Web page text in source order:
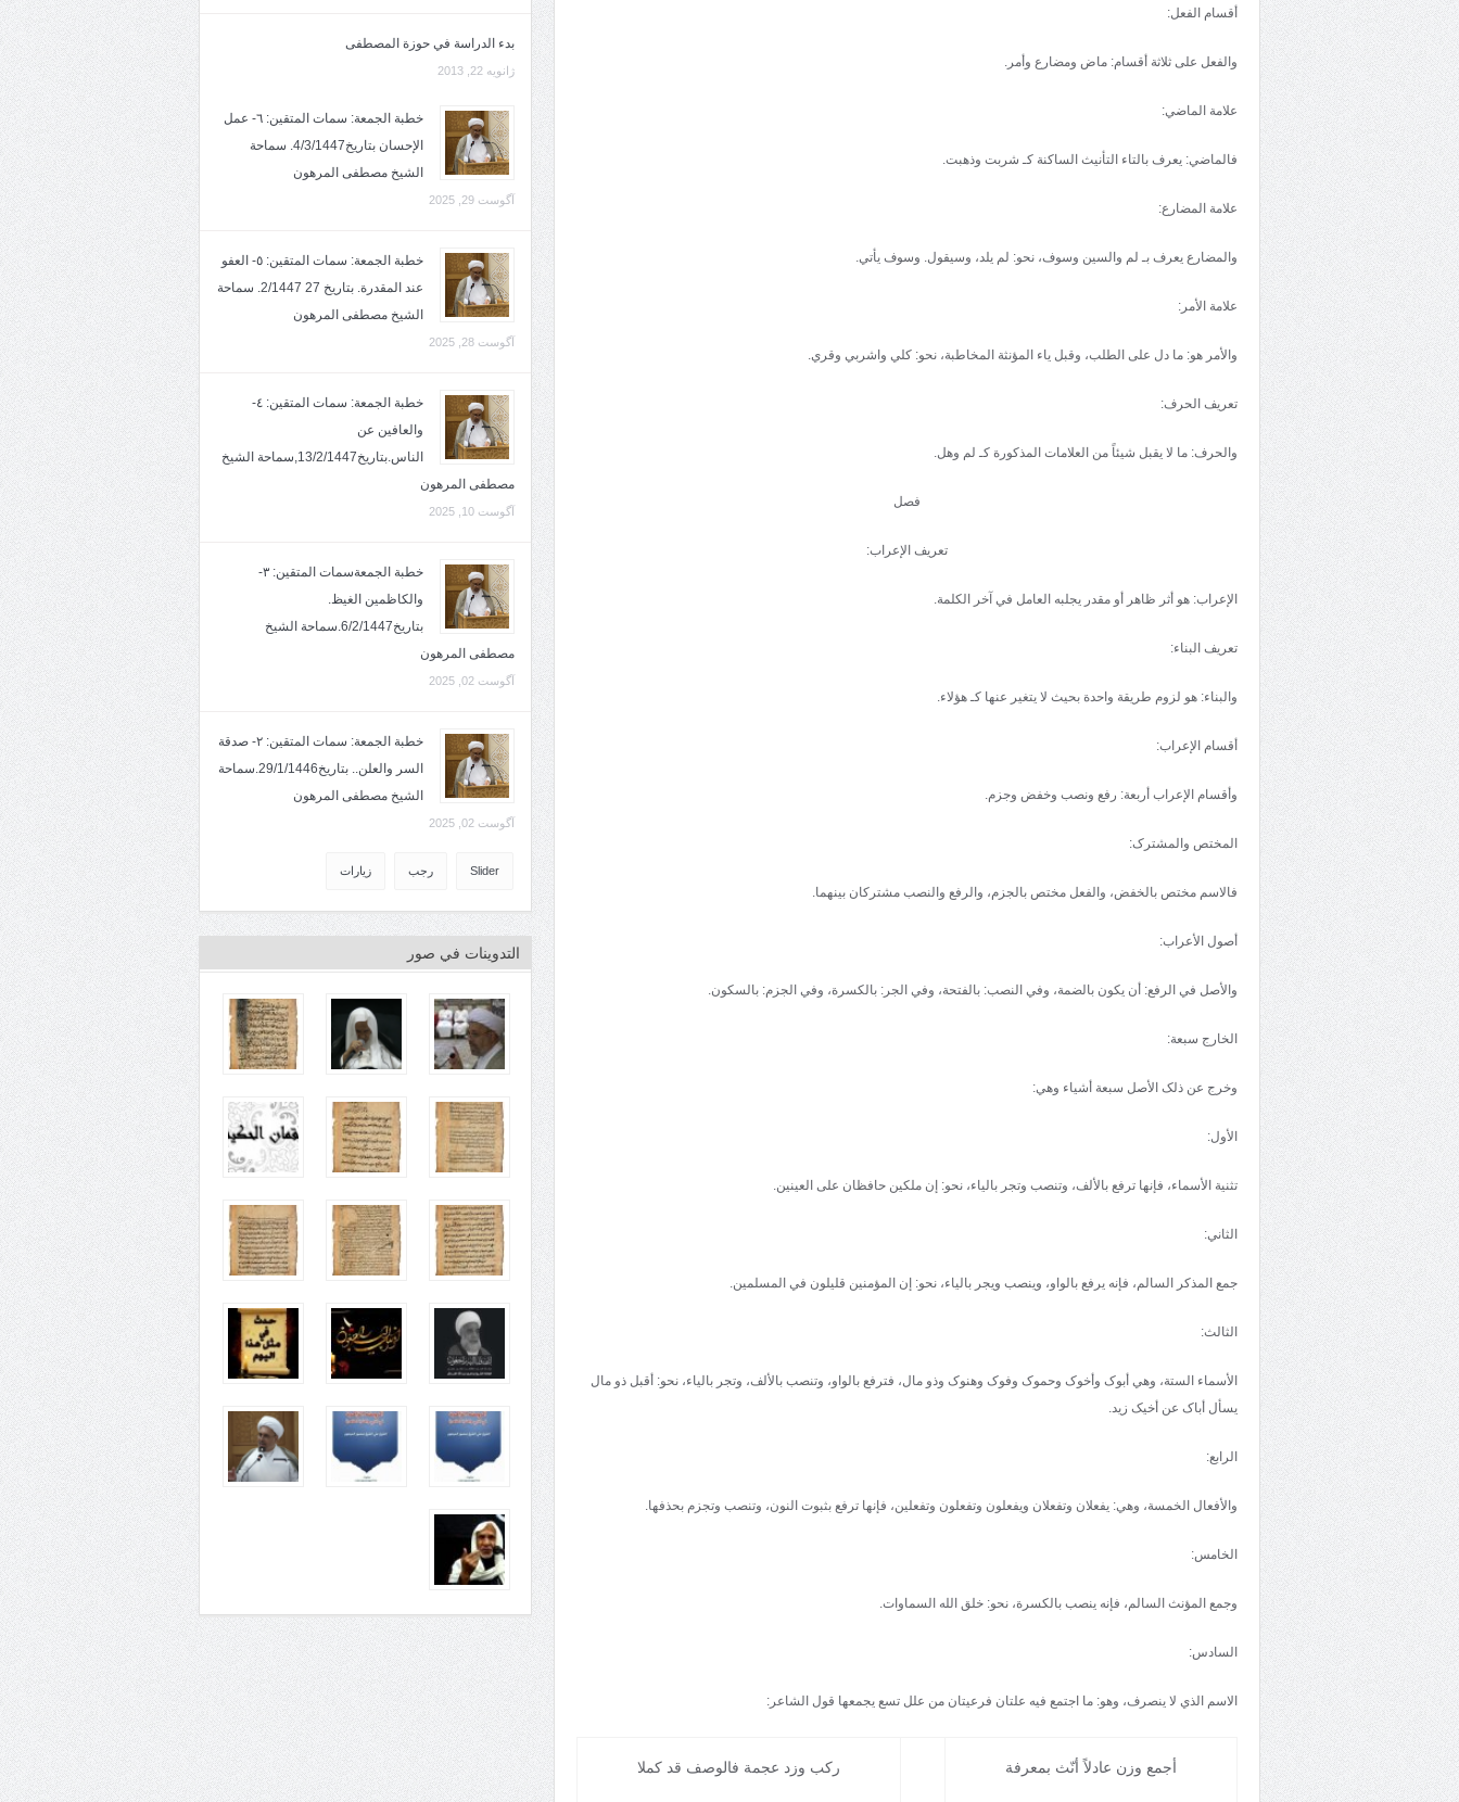
أقسام الفعل:
والفعل علی ثلاثة أقسام: ماض ومضارع وأمر.
علامة الماضي:
فالماضي: يعرف بالتاء التأنيث الساکنة کـ شربت وذهبت.
علامة المضارع:
والمضارع يعرف بـ لم والسين وسوف، نحو: لم يلد، وسيقول. وسوف يأتي.
علامة الأمر:
والأمر هو: ما دل علی الطلب، وقبل ياء المؤنثة المخاطبة، نحو: کلي واشربي وقري.
تعريف الحرف:
والحرف: ما لا يقبل شيئاً من العلامات المذکورة کـ لم وهل.
فصل
تعريف الإعراب:
الإعراب: هو أثر ظاهر أو مقدر يجلبه العامل في آخر الکلمة.
تعريف البناء:
والبناء: هو لزوم طريقة واحدة بحيث لا يتغير عنها کـ هؤلاء.
أقسام الإعراب:
وأقسام الإعراب أربعة: رفع ونصب وخفض وجزم.
المختص والمشترک:
فالاسم مختص بالخفض، والفعل مختص بالجزم، والرفع والنصب مشترکان بينهما.
أصول الأعراب:
والأصل في الرفع: أن يکون بالضمة، وفي النصب: بالفتحة، وفي الجر: بالکسرة، وفي الجزم: بالسکون.
الخارج سبعة:
وخرج عن ذلک الأصل سبعة أشياء وهي:
الأول:
تثنية الأسماء، فإنها ترفع بالألف، وتنصب وتجر بالياء، نحو: إن ملکين حافظان علی العينين.
الثاني:
جمع المذکر السالم، فإنه يرفع بالواو، وينصب ويجر بالياء، نحو: إن المؤمنين قليلون في المسلمين.
الثالث:
الأسماء الستة، وهي أبوک وأخوک وحموک وفوک وهنوک وذو مال، فترفع بالواو، وتنصب بالألف، وتجر بالياء، نحو: أقبل ذو مال
يسأل أباک عن أخيک زيد.
الرابع:
والأفعال الخمسة، وهي: يفعلان وتفعلان ويفعلون وتفعلون وتفعلين، فإنها ترفع بثبوت النون، وتنصب وتجزم بحذفها.
الخامس:
وجمع المؤنث السالم، فإنه ينصب بالکسرة، نحو: خلق الله السماوات.
السادس:
الاسم الذي لا ينصرف، وهو: ما اجتمع فيه علتان فرعيتان من علل تسع يجمعها قول الشاعر:
أجمع وزن عادلاً أنّث بمعرفة رکب وزد عجمة فالوصف قد کملا
بدء الدراسة في حوزة المصطفى
ژانویه 22, 2013
خطبة الجمعة: سمات المتقين: ٦- عمل
الإحسان بتاريخ4/3/1447. سماحة
الشيخ مصطفى المرهون
آگوست 29, 2025
خطبة الجمعة: سمات المتقين: ٥- العفو
عند المقدرة. بتاريخ 27 2/1447. سماحة
الشيخ مصطفى المرهون
آگوست 28, 2025
خطبة الجمعة: سمات المتقين: ٤-
والعافين عن
الناس.بتاريخ13/2/1447,سماحة الشيخ
مصطفى المرهون
آگوست 10, 2025
خطبة الجمعةسمات المتقين: ٣-
والكاظمين الغيظ.
بتاريخ6/2/1447.سماحة الشيخ
مصطفى المرهون
آگوست 02, 2025
خطبة الجمعة: سمات المتقين: ٢- صدقة
السر والعلن.. بتاريخ29/1/1446.سماحة
الشيخ مصطفى المرهون
آگوست 02, 2025
Slider رجب زيارات
التدوينات في صور